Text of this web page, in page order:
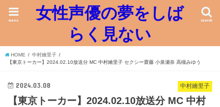
女性声優の夢をしば
らく見ない
search
menu
HOME
中村繪里子
【東京トーカー】2024.02.10放送分 MC 中村繪里子 セクシー齋藤 小泉瀬奈 高槻みゆう
中村繪里子
2024.03.08
【東京トーカー】2024.02.10放送分 MC 中村